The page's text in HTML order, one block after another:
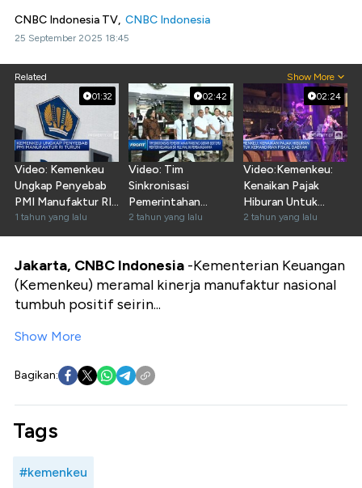
CNBC Indonesia TV, CNBC Indonesia
25 September 2025 18:45
Related Show More
01:32
Video: Kemenkeu
Ungkap Penyebab
PMI Manufaktur RI
Turun
1 tahun yang lalu
02:42
Video: Tim
Sinkronisasi
Pemerintahan
Prabowo Temui Sri
Mulyani
2 tahun yang lalu
02:24
Video:Kemenkeu:
Kenaikan Pajak
Hiburan Untuk
Kemandirian Fiskal
Daerah
2 tahun yang lalu
Jakarta, CNBC Indonesia -Kementerian Keuangan
(Kemenkeu) meramal kinerja manufaktur nasional
tumbuh positif seirin...
Show More
Bagikan:
Tags
#kemenkeu